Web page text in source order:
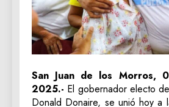
San Juan de los Morros,
2025.- El gobernador electo
Donald Donaire, se unió hoy a